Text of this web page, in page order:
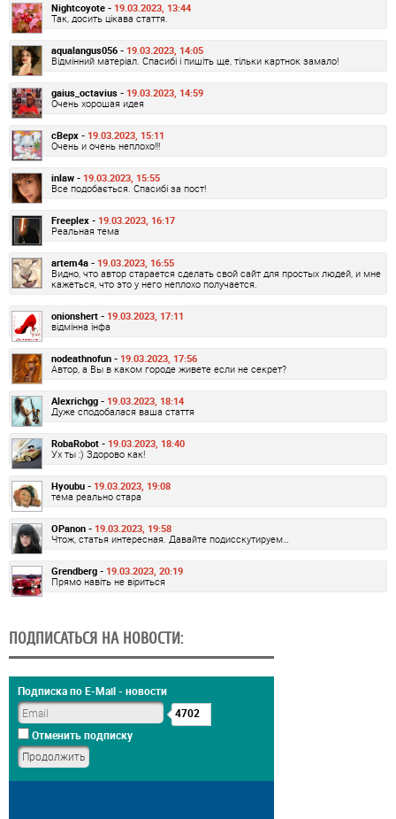
Nightcoyote - 19.03.2023, 13:44
Так, досить цікава стаття.
aqualangus056 - 19.03.2023, 14:05
Відмінний матеріал. Спасибі і пишіть ще, тільки картнок замало!
gaius_octavius - 19.03.2023, 14:59
Очень хорошая идея
cBepx - 19.03.2023, 15:11
Очень и очень неплохо!!!
inlaw - 19.03.2023, 15:55
Все подобається. Спасибі за пост!
Freeplex - 19.03.2023, 16:17
Реальная тема
artem4a - 19.03.2023, 16:55
Видно, что автор старается сделать свой сайт для простых людей, и мне
кажеться, что это у него неплохо получается.
onionshert - 19.03.2023, 17:11
відмінна інфа
nodeathnofun - 19.03.2023, 17:56
Автор, а Вы в каком городе живете если не секрет?
Alexrichgg - 19.03.2023, 18:14
Дуже сподобалася ваша стаття
RobaRobot - 19.03.2023, 18:40
Ух ты :) Здорово как!
Hyoubu - 19.03.2023, 19:08
тема реально стара
OPanon - 19.03.2023, 19:58
Чтож, статья интересная. Давайте подисскутируем…
Grendberg - 19.03.2023, 20:19
Прямо навіть не віриться
ПОДПИСАТЬСЯ НА НОВОСТИ:
Подписка по E-Mail - новости
4702
Отменить подписку